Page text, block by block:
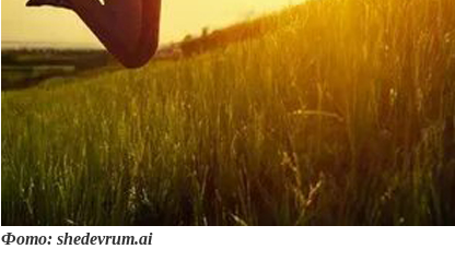
Фото: shedevrum.ai